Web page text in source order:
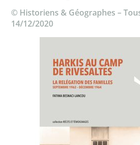
© Historiens & Géographes –
14/12/2020